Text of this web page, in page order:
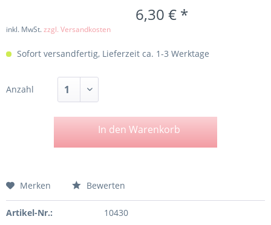
6,30 € *
inkl. MwSt.zzgl. Versandkosten
Sofort versandfertig, Lieferzeit ca. 1-3 Werktage
Anzahl
In den Warenkorb
Merken Bewerten
Artikel-Nr.:
10430